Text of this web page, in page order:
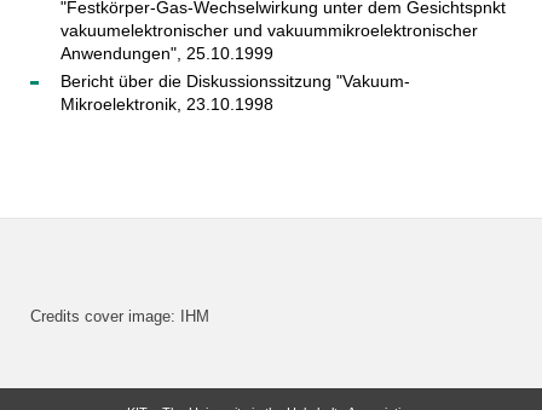
"Festkörper-Gas-Wechselwirkung unter dem Gesichtspnkt
vakuumelektronischer und vakuummikroelektronischer
Anwendungen", 25.10.1999
Bericht über die Diskussionssitzung "Vakuum-
Mikroelektronik, 23.10.1998
Credits cover image: IHM